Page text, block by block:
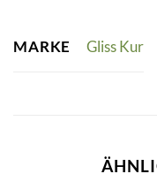
MARKE Gliss Kur